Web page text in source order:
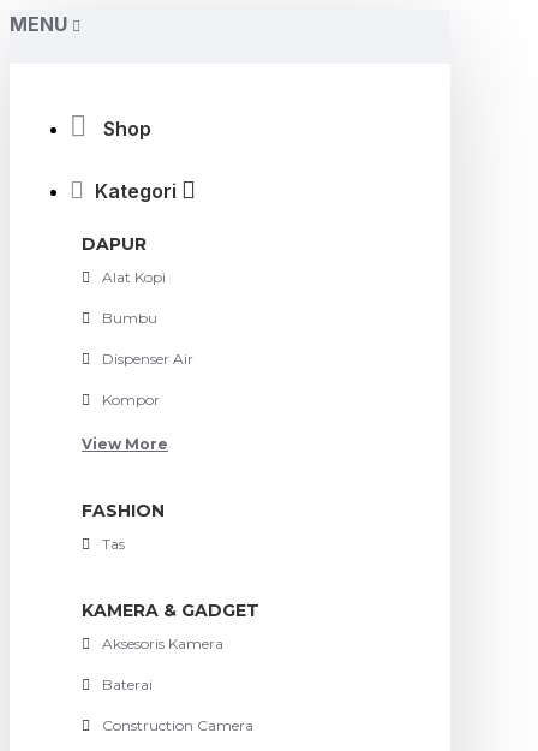
MENU
Shop
Kategori
DAPUR
Alat Kopi
Bumbu
Dispenser Air
Kompor
View More
FASHION
Tas
KAMERA & GADGET
Aksesoris Kamera
Baterai
Construction Camera